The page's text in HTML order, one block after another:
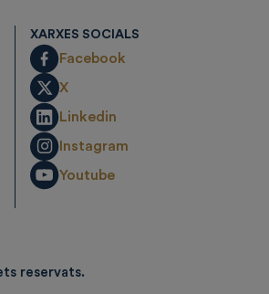
XARXES SOCIALS
Facebook
X
Linkedin
Instagram
Youtube
reservats.